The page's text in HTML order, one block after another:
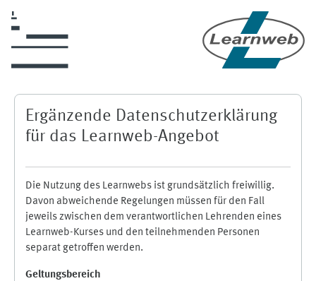
Ergänzende Datenschutzerklärung
für das Learnweb-Angebot
Die Nutzung des Learnwebs ist grundsätzlich freiwillig.
Davon abweichende Regelungen müssen für den Fall
jeweils zwischen dem verantwortlichen Lehrenden eines
Learnweb-Kurses und den teilnehmenden Personen
separat getroffen werden.
Geltungsbereich